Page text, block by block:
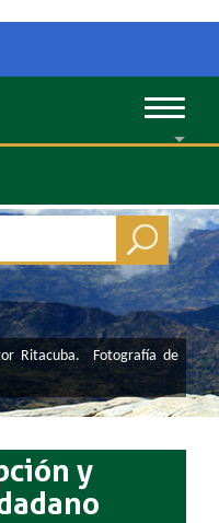
Toggle
Ritacuba. Fotografía de
y